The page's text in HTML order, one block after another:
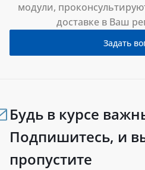
модули,
доставке в Ваш
Задать
Будь в курсе
Подпишитесь, и
пропустите